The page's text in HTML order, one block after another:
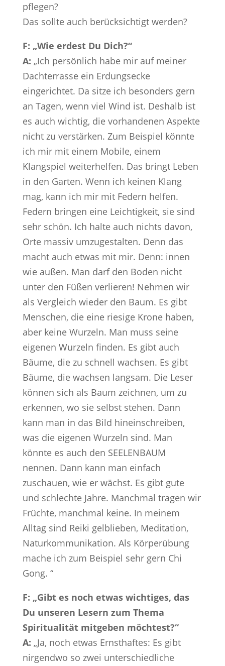
pflegen?
Das sollte auch berücksichtigt werden?
F: „Wie erdest Du Dich?“
A: „Ich persönlich habe mir auf meiner
Dachterrasse ein Erdungsecke
eingerichtet. Da sitze ich besonders gern
an Tagen, wenn viel Wind ist. Deshalb ist
es auch wichtig, die vorhandenen Aspekte
nicht zu verstärken. Zum Beispiel könnte
ich mir mit einem Mobile, einem
Klangspiel weiterhelfen. Das bringt Leben
in den Garten. Wenn ich keinen Klang
mag, kann ich mir mit Federn helfen.
Federn bringen eine Leichtigkeit, sie sind
sehr schön. Ich halte auch nichts davon,
Orte massiv umzugestalten. Denn das
macht auch etwas mit mir. Denn: innen
wie außen. Man darf den Boden nicht
unter den Füßen verlieren! Nehmen wir
als Vergleich wieder den Baum. Es gibt
Menschen, die eine riesige Krone haben,
aber keine Wurzeln. Man muss seine
eigenen Wurzeln finden. Es gibt auch
Bäume, die zu schnell wachsen. Es gibt
Bäume, die wachsen langsam. Die Leser
können sich als Baum zeichnen, um zu
erkennen, wo sie selbst stehen. Dann
kann man in das Bild hineinschreiben,
was die eigenen Wurzeln sind. Man
könnte es auch den SEELENBAUM
nennen. Dann kann man einfach
zuschauen, wie er wächst. Es gibt gute
und schlechte Jahre. Manchmal tragen wir
Früchte, manchmal keine. In meinem
Alltag sind Reiki gelblieben, Meditation,
Naturkommunikation. Als Körperübung
mache ich zum Beispiel sehr gern Chi
Gong. “
F: „Gibt es noch etwas wichtiges, das
Du unseren Lesern zum Thema
Spiritualität mitgeben möchtest?“
A: „Ja, noch etwas Ernsthaftes: Es gibt
nirgendwo so zwei unterschiedliche